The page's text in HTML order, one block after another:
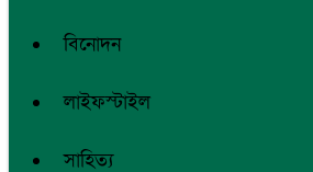
বিনোদন
লাইফস্টাইল
সাহিত্য